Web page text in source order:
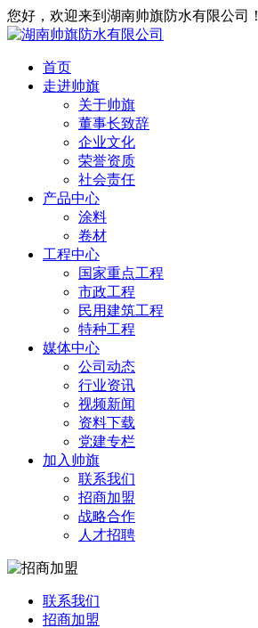
您好，欢迎来到湖南帅旗防水有限公司！
首页
走进帅旗
关于帅旗
董事长致辞
企业文化
荣誉资质
社会责任
产品中心
涂料
卷材
工程中心
国家重点工程
市政工程
民用建筑工程
特种工程
媒体中心
公司动态
行业资讯
视频新闻
资料下载
党建专栏
加入帅旗
联系我们
招商加盟
战略合作
人才招聘
联系我们
招商加盟